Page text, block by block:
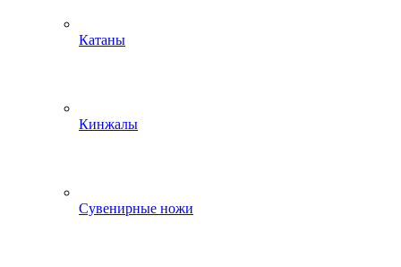
Катаны
Кинжалы
Сувенирные ножи